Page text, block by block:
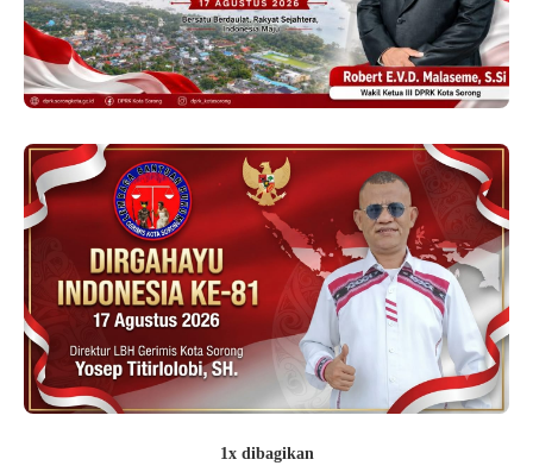
1x dibagikan